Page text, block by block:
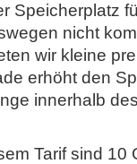
Speicherplatz
nicht
wir kleine
erhöht den
innerhalb
Tarif sind 10